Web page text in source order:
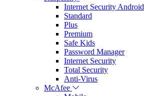
Internet Security Android
Standard
Plus
Premium
Safe Kids
Password Manager
Internet Security
Total Security
Anti-Virus
McAfee